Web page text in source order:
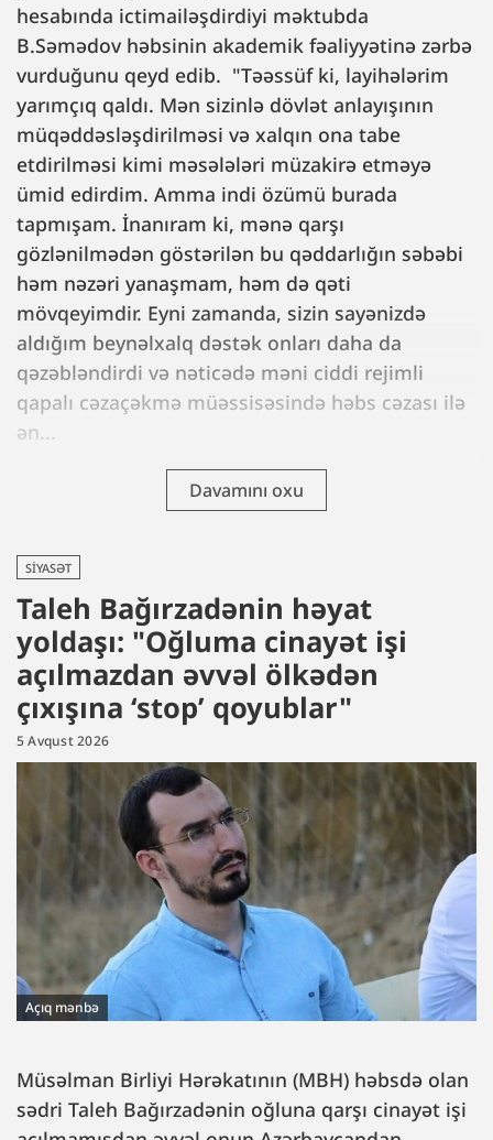
hesabında ictimailəşdirdiyi məktubda
B.Səmədov həbsinin akademik fəaliyyətinə zərbə
vurduğunu qeyd edib. "Təəssüf ki, layihələrim
yarımçıq qaldı. Mən sizinlə dövlət anlayışının
müqəddəsləşdirilməsi və xalqın ona tabe
etdirilməsi kimi məsələləri müzakirə etməyə
ümid edirdim. Amma indi özümü burada
tapmışam. İnanıram ki, mənə qarşı
gözlənilmədən göstərilən bu qəddarlığın səbəbi
həm nəzəri yanaşmam, həm də qəti
mövqeyimdir. Eyni zamanda, sizin sayənizdə
aldığım beynəlxalq dəstək onları daha da
qəzəbləndirdi və nəticədə məni ciddi rejimli
qapalı cəzaçəkmə müəssisəsində həbs cəzası ilə
ən...
Davamını oxu
SIYASƏT
Taleh Bağırzadənin həyat
yoldaşı: "Oğluma cinayət işi
açılmazdan əvvəl ölkədən
çıxışına ‘stop’ qoyublar"
5 Avqust 2026
Açıq mənbə
Müsəlman Birliyi Hərəkatının (MBH) həbsdə olan
sədri Taleh Bağırzadənin oğluna qarşı cinayət işi